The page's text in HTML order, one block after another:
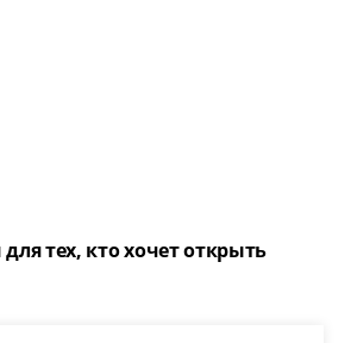
тех, кто хочет открыть